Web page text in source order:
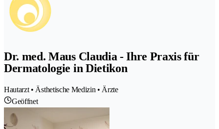
Dr. med. Maus Claudia - Ihre Praxis für
Dermatologie in Dietikon
Hautarzt • Ästhetische Medizin • Ärzte
Geöffnet